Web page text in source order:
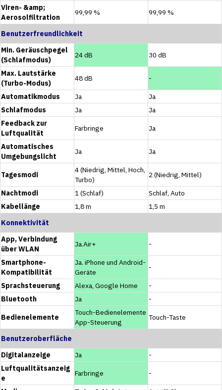
Viren- &amp;
Aerosolfiltration
99,99 % 99,99 %
Benutzerfreundlichkeit
Min. Geräuschpegel
(Schlafmodus)
24 dB 30 dB
Max. Lautstärke
(Turbo-Modus)
48 dB -
Automatikmodus Ja
Ja
Schlafmodus
Ja
Ja
Feedback zur
Luftqualität
Farbringe Ja
Automatisches
Umgebungslicht
Ja Ja
Tagesmodi
4 (Niedrig, Mittel, Hoch,
Turbo)
2 (Niedrig, Mittel)
Nachtmodi 1 (Schlaf)
Schlaf, Auto
Kabellänge
1,8 m
1,5 m
Konnektivität
App, Verbindung
über WLAN
Ja.Air+ -
Smartphone-
Kompatibilität
Ja. iPhone und Android-
Geräte
-
Sprachsteuerung Alexa, Google Home
-
Bluetooth
Ja -
Bedienelemente
Touch-Bedienelemente
App-Steuerung
Touch-Taste
Benutzeroberfläche
Digitalanzeige
Ja
-
Luftqualitätsanzeig
e
Farbringe -